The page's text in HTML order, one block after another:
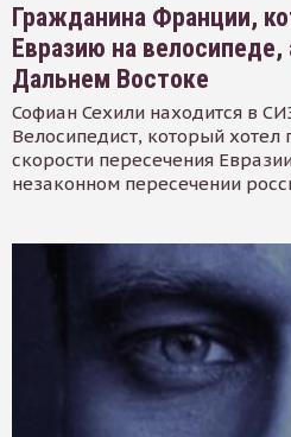
Гражданина Франции,
Евразию на велосипеде,
Дальнем Востоке
Софиан Сехили находится в
Велосипедист, который хотел
скорости пересечения
незаконном пересечении